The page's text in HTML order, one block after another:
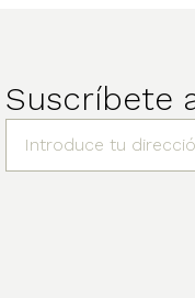
Suscríbete